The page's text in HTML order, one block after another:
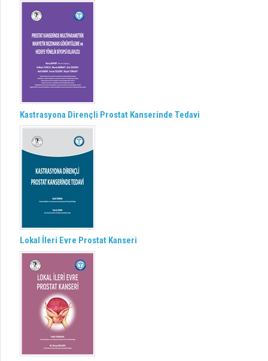
Kastrasyona Dirençli Prostat Kanserinde Tedavi
Lokal İleri Evre Prostat Kanseri